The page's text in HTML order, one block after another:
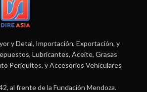
y Detal, Importación, Exportación, y
Lubricantes, Aceite, Grasas
Periquitos, y Accesorios Vehiculares
al frente de la Fundación Mendoza.